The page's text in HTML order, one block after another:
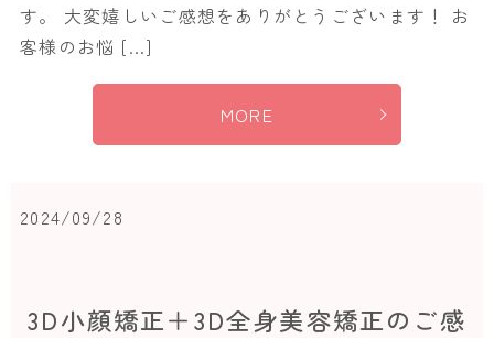
す。 大変嬉しいご感想をありがとうございます！ お
客様のお悩 […]
MORE
2024/09/28
3D小顔矯正＋3D全身美容矯正のご感